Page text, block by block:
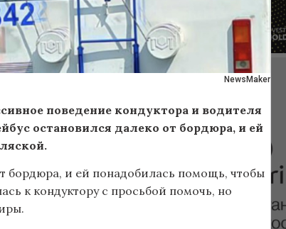
NewsMaker
поведение кондуктора и водителя
остановился далеко от бордюра, и ей
бордюра, и ей понадобилась помощь, чтобы
к кондуктору с просьбой помочь, но